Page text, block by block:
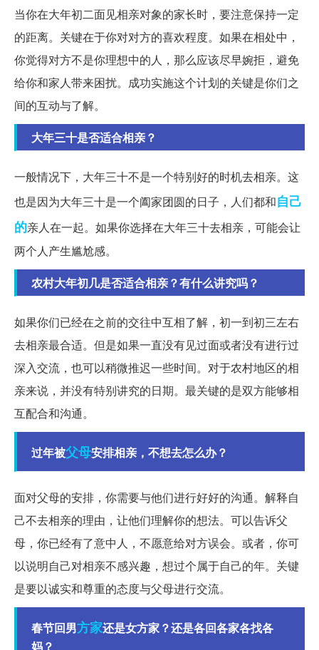
当你在大年初二面见相亲对象的家长时，要注意保持一定
的距离。关键在于你对对方的喜欢程度。如果在相处中，
你觉得对方不是你理想中的人，那么应该尽早婉拒，避免
给你和家人带来困扰。成功实施这个计划的关键是你们之
间的互动与了解。
大年三十是否适合相亲？
一般情况下，大年三十不是一个特别好的时机去相亲。这
也是因为大年三十是一个阖家团圆的日子，人们都和自己
的亲人在一起。如果你选择在大年三十去相亲，可能会让
两个人产生尴尬感。
农村大年初几是否适合相亲？有什么讲究吗？
如果你们已经在之前的交往中互相了解，初一到初三左右
去相亲最合适。但是如果一直没有见过面或者没有进行过
深入交流，也可以稍微推迟一些时间。对于农村地区的相
亲来说，并没有特别讲究的日期。最关键的是双方能够相
互配合和沟通。
过年被父母安排相亲，不想去怎么办？
面对父母的安排，你需要与他们进行好好的沟通。解释自
己不去相亲的理由，让他们理解你的想法。可以告诉父
母，你已经有了意中人，不愿意给对方误会。或者，你可
以说明自己对相亲不感兴趣，想过个属于自己的年。关键
是要以诚实和尊重的态度与父母进行交流。
春节回男方家还是女方家？还是各回各家各找各
妈？